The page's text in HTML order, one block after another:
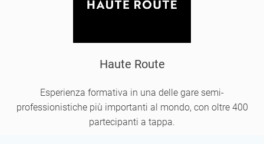
Haute Route
Esperienza formativa in una delle gare semi-
professionistiche più importanti al mondo, con oltre 400
partecipanti a tappa.